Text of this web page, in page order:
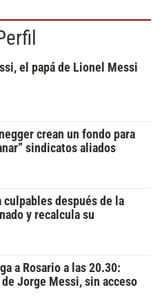
el papá de Lionel Messi
crean un fondo para
sindicatos aliados
culpables después de la
y recalcula su
a Rosario a las 20.30:
Jorge Messi, sin acceso